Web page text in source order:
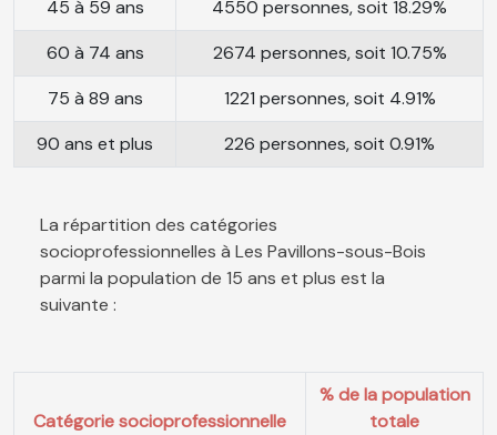
45 à 59 ans
4550 personnes, soit 18.29%
60 à 74 ans
2674 personnes, soit 10.75%
75 à 89 ans
1221 personnes, soit 4.91%
90 ans et plus
226 personnes, soit 0.91%
La répartition des catégories
socioprofessionnelles à Les Pavillons-sous-Bois
parmi la population de 15 ans et plus est la
suivante :
Catégorie socioprofessionnelle
% de la population
totale